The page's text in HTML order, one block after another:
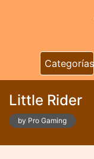
Categorías
Little Rider
by Pro Gaming